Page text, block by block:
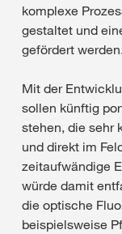
komplexe
gestaltet und
gefördert
Mit der
sollen künftig
stehen, die sehr
und direkt im
zeitaufwändige
würde damit
die optische
beispielsweise